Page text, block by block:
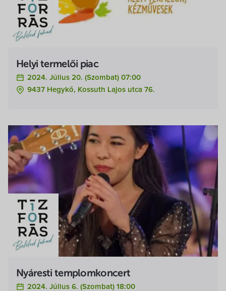
Helyi termelői piac
2024. Július 20. (szombat) 07:00
9437 Hegykő, Kossuth Lajos utca 76.
Nyáresti templomkoncert
2024. Július 6. (szombat) 18:00